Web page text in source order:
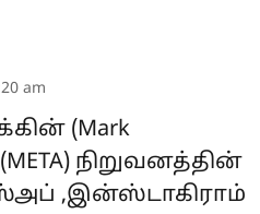
am
(Mark
நிறுவனத்தின்
,இன்ஸ்டாகிராம்